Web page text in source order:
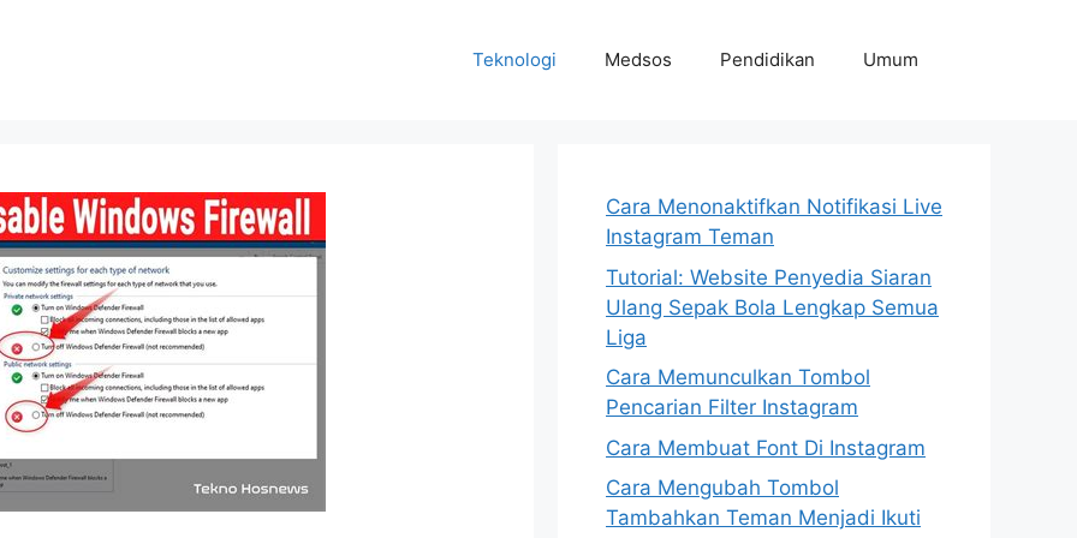
Teknologi Medsos Pendidikan Umum
Cara Menonaktifkan Notifikasi Live
Instagram Teman
Tutorial: Website Penyedia Siaran
Ulang Sepak Bola Lengkap Semua
Liga
Cara Memunculkan Tombol
Pencarian Filter Instagram
Cara Membuat Font Di Instagram
Cara Mengubah Tombol
Tambahkan Teman Menjadi Ikuti